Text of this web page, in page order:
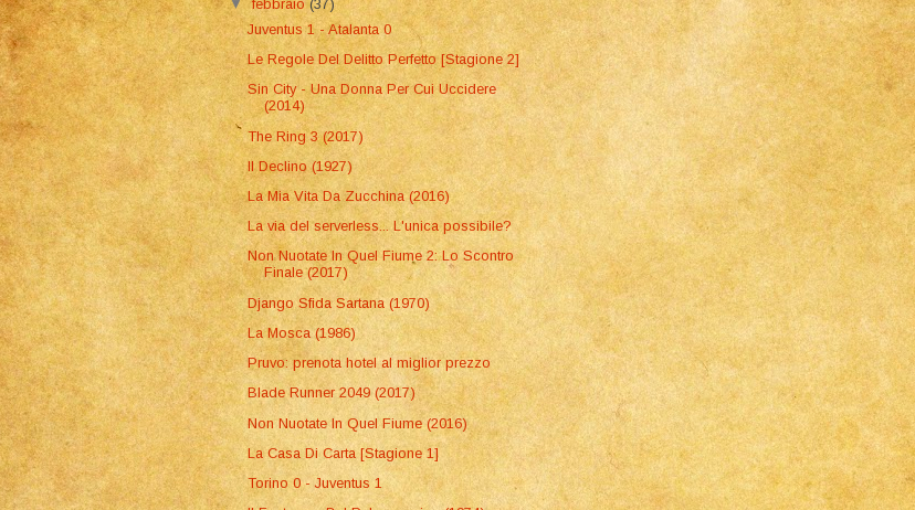
▼febbraio(37)
Juventus 1 - Atalanta 0
Le Regole Del Delitto Perfetto [Stagione 2]
Sin City - Una Donna Per Cui Uccidere
(2014)
The Ring 3 (2017)
Il Declino (1927)
La Mia Vita Da Zucchina (2016)
La via del serverless... L'unica possibile?
Non Nuotate In Quel Fiume 2: Lo Scontro
Finale (2017)
Django Sfida Sartana (1970)
La Mosca (1986)
Pruvo: prenota hotel al miglior prezzo
Blade Runner 2049 (2017)
Non Nuotate In Quel Fiume (2016)
La Casa Di Carta [Stagione 1]
Torino 0 - Juventus 1